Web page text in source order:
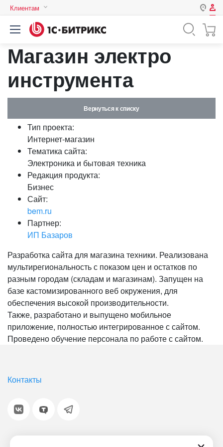
Клиентам
Казахстан
Авторизация
Логин
Пароль
Забыли свой пароль?
Магазин электро
инструмента
Вернуться к списку
Тип проекта:
Интернет-магазин
Тематика сайта:
Электроника и бытовая техника
Редакция продукта:
Бизнес
Сайт:
bem.ru
Партнер:
ИП Базаров
Разработка сайта для магазина техники. Реализована
мультирегиональность с показом цен и остатков по
разным городам (складам и магазинам). Запущен на
базе кастомизированного веб окружения, для
обеспечения высокой производительности.
Также, разработано и выпущено мобильное
приложение, полностью интегрированное с сайтом.
Проведено обучение персонала по работе с сайтом.
Контакты